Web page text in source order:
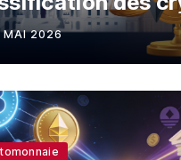
vs CFTC, et
MAI 2026